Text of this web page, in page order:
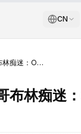
CN
ChatGPT 哥布林痴迷：OpenAI 格雷姆林危机
布林痴迷